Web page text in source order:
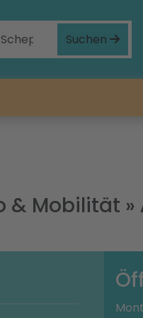
Suchen
& Mobilität »